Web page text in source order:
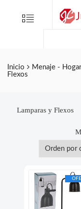
Menu
Inicio Menaje - Hogar
Flexos
Lamparas y Flexos
Folletos
Contacto